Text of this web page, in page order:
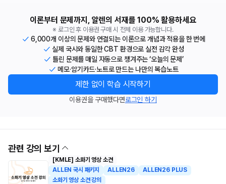
이론부터 문제까지, 알렌의 서재를 100% 활용하세요
※ 로그인 후 이용권 구매 시 전체 이용 가능합니다.
6,000개 이상의 문제와 연결되는 이론으로 개념과 적용을 한 번에
실제 국시와 동일한 CBT 환경으로 실전 감각 완성
틀린 문제를 매일 자동으로 챙겨주는 ‘오늘의 문제’
메모·암기카드·노트로 만드는 나만의 복습노트
제한 없이 학습 시작하기
이용권을 구매했다면로그인 하기
관련 강의 보기
[KMLE] 소화기 영상 소견
ALLEN 국시 패키지
ALLEN26
ALLEN26 PLUS
소화기 영상 소견 강의